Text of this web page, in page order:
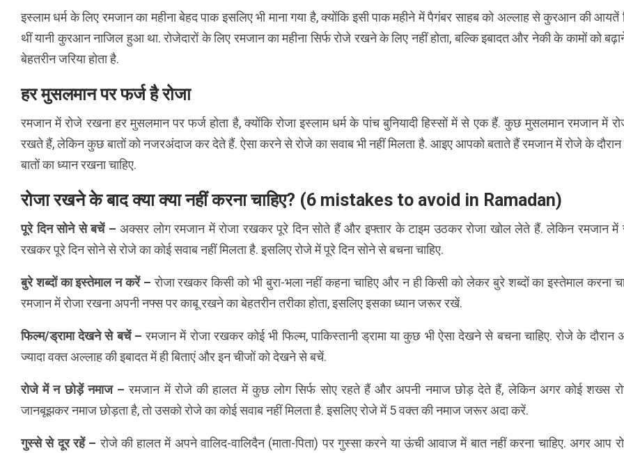
इस्लाम धर्म के लिए रमजान का महीना बेहद पाक इसलिए भी माना गया है, क्योंकि इसी पाक महीने में पैगंबर साहब को अल्लाह से कुरआन की आयतें
थीं यानी कुरआन नाजिल हुआ था. रोजेदारों के लिए रमजान का महीना सिर्फ रोजे रखने के लिए नहीं होता, बल्कि इबादत और नेकी के कामों को
बेहतरीन जरिया होता है.
हर मुसलमान पर फर्ज है रोजा
रमजान में रोजे रखना हर मुसलमान पर फर्ज होता है, क्योंकि रोजा इस्लाम धर्म के पांच बुनियादी हिस्सों में से एक हैं. कुछ मुसलमान रमजान में
रखते हैं, लेकिन कुछ बातों को नजरअंदाज कर देते हैं. ऐसा करने से रोजे का सवाब भी नहीं मिलता है. आइए आपको बताते हैं रमजान में रोजे के दौरान
बातों का ध्यान रखना चाहिए.
रोजा रखने के बाद क्या क्या नहीं करना चाहिए? (6 mistakes to avoid in Ramadan)
पूरे दिन सोने से बचें – अक्सर लोग रमजान में रोजा रखकर पूरे दिन सोते हैं और इफ्तार के टाइम उठकर रोजा खोल लेते हैं. लेकिन रमजान में
रखकर पूरे दिन सोने से रोजे का कोई सवाब नहीं मिलता है. इसलिए रोजे में पूरे दिन सोने से बचना चाहिए.
बुरे शब्दों का इस्तेमाल न करें – रोजा रखकर किसी को भी बुरा-भला नहीं कहना चाहिए और न ही किसी को लेकर बुरे शब्दों का इस्तेमाल करना
रमजान में रोजा रखना अपनी नफ्स पर काबू रखने का बेहतरीन तरीका होता, इसलिए इसका ध्यान जरूर रखें.
फिल्म/ड्रामा देखने से बचें – रमजान में रोजा रखकर कोई भी फिल्म, पाकिस्तानी ड्रामा या कुछ भी ऐसा देखने से बचना चाहिए. रोजे के दौरान
ज्यादा वक्त अल्लाह की इबादत में ही बिताएं और इन चीजों को देखने से बचें.
रोजे में न छोड़ें नमाज – रमजान में रोजे की हालत में कुछ लोग सिर्फ सोए रहते हैं और अपनी नमाज छोड़ देते हैं, लेकिन अगर कोई शख्स
जानबूझकर नमाज छोड़ता है, तो उसको रोजे का कोई सवाब नहीं मिलता है. इसलिए रोजे में 5 वक्त की नमाज जरूर अदा करें.
गुस्से से दूर रहें – रोजे की हालत में अपने वालिद-वालिदैन (माता-पिता) पर गुस्सा करने या ऊंची आवाज में बात नहीं करना चाहिए. अगर आप